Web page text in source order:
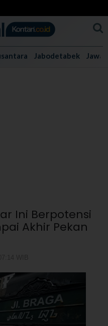
Jabodetabek Jawa
Ini Berpotensi
Akhir Pekan